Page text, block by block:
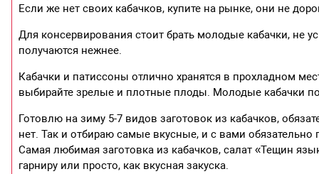
Если же нет своих кабачков, купите на рынке, они не
Для консервирования стоит брать молодые кабачки, не
получаются нежнее.
Кабачки и патиссоны отлично хранятся в прохладном
выбирайте зрелые и плотные плоды. Молодые кабачки
Готовлю на зиму 5-7 видов заготовок из кабачков,
нет. Так и отбираю самые вкусные, и с вами
Самая любимая заготовка из кабачков, салат «Тещин
гарниру или просто, как вкусная закуска.